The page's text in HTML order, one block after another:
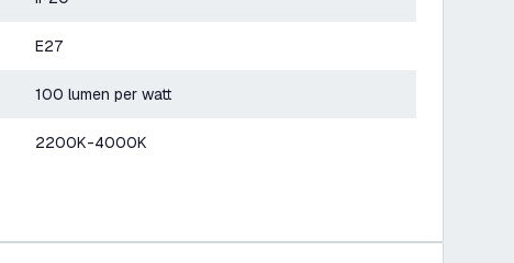
E27
100 lumen per watt
2200K-4000K